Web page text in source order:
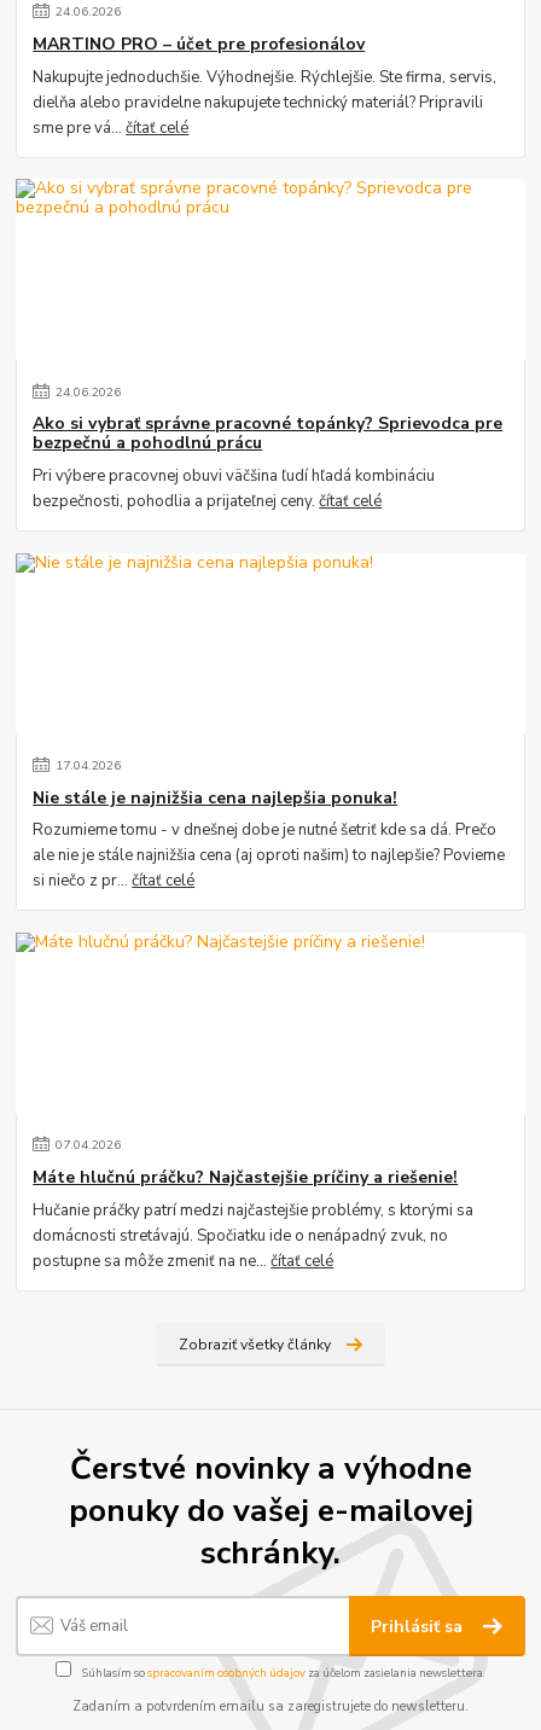
24.06.2026
MARTINO PRO – účet pre profesionálov
Nakupujte jednoduchšie. Výhodnejšie. Rýchlejšie. Ste firma, servis,
dielňa alebo pravidelne nakupujete technický materiál? Pripravili
sme pre vá...čítať celé
24.06.2026
Ako si vybrať správne pracovné topánky? Sprievodca pre
bezpečnú a pohodlnú prácu
Pri výbere pracovnej obuvi väčšina ľudí hľadá kombináciu
bezpečnosti, pohodlia a prijateľnej ceny.čítať celé
17.04.2026
Nie stále je najnižšia cena najlepšia ponuka!
Rozumieme tomu - v dnešnej dobe je nutné šetriť kde sa dá. Prečo
ale nie je stále najnižšia cena (aj oproti našim) to najlepšie? Povieme
si niečo z pr...čítať celé
07.04.2026
Máte hlučnú práčku? Najčastejšie príčiny a riešenie!
Hučanie práčky patrí medzi najčastejšie problémy, s ktorými sa
domácnosti stretávajú. Spočiatku ide o nenápadný zvuk, no
postupne sa môže zmeniť na ne...čítať celé
Zobraziť všetky články
Čerstvé novinky a výhodne
ponuky do vašej e-mailovej
schránky.
Prihlásiť sa
Súhlasím sospracovaním osobných údajov za účelom zasielania newslettera.
Zadaním a potvrdením emailu sa zaregistrujete do newsletteru.